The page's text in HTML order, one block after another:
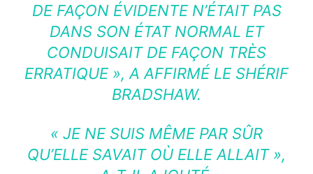
DE FAÇON ÉVIDENTE N’ÉTAIT PAS
DANS SON ÉTAT NORMAL ET
CONDUISAIT DE FAÇON TRÈS
ERRATIQUE », A AFFIRMÉ LE SHÉRIF
BRADSHAW.
« JE NE SUIS MÊME PAR SÛR
QU’ELLE SAVAIT OÙ ELLE ALLAIT »,